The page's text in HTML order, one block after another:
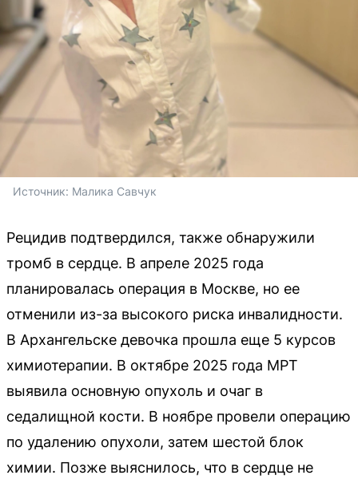
Источник: Малика Савчук
Рецидив подтвердился, также обнаружили
тромб в сердце. В апреле 2025 года
планировалась операция в Москве, но ее
отменили из-за высокого риска инвалидности.
В Архангельске девочка прошла еще 5 курсов
химиотерапии. В октябре 2025 года МРТ
выявила основную опухоль и очаг в
седалищной кости. В ноябре провели операцию
по удалению опухоли, затем шестой блок
химии. Позже выяснилось, что в сердце не